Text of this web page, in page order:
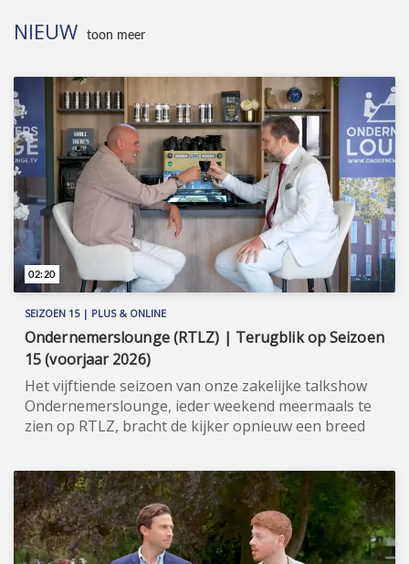
burgerjury voor elk ministerie. In september 2020
advocaat Peter Plasman als zijn 'running mate'.
Deze heren zijn te gast in seizoen 2 van
Ondernemerslounge, net als de Wassenaarse
advocaat Sébas Diekstra en ondernemer Mick de
Vlieger. Meer informatie: www.wijzijncodeoranje.nl.
NIEUW toon meer
SEIZOEN 15 | PLUS & ONLINE
Ondernemerslounge (RTLZ) | Terugblik op Seizoen
15 (voorjaar 2026)
Het vijftiende seizoen van onze zakelijke talkshow
Ondernemerslounge, ieder weekend meermaals te
zien op RTLZ, bracht de kijker opnieuw een breed
gebied van ondernemerschap, investeren en
genieten van het leven. Onze studio in het koetshuis
van Kasteel Hoekelum werd hierbij zoals altijd
ingericht met het statige meubilair van Jan Frantzen.
Bovendien werd de studio dit seizoen verrijkt met de
02:20